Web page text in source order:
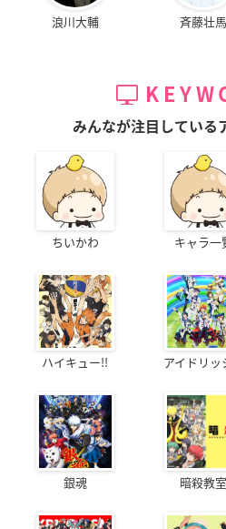
浪川大輔 斉藤壮馬
みんなが注目している
ちいかわ キャラ一
ハイキュー!! アイドリッ
銀魂 暗殺教室